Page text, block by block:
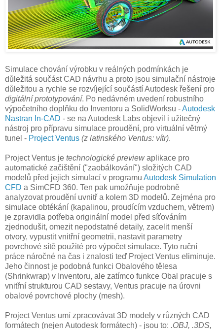
Simulace chování výrobku v reálných podmínkách je
důležitá součást CAD návrhu a proto jsou simulační nástroje
důležitou a rychle se rozvíjející součástí Autodesk řešení pro
digitální prototypování. Po nedávném uvedení robustního
výpočetního doplňku do Inventoru a SolidWorksu -Autodesk
Nastran In-CAD - se na Autodesk Labs objevil i užitečný
nástroj pro přípravu simulace proudění, pro virtuální větrný
tunel - Project Ventus (z latinského Ventus: vítr).
Project Ventus je technologické previewaplikace pro
automatické začištění ("zaobálkování") složitých CAD
modelů před jejich simulací v programu Autodesk Simulation
CFD a SimCFD 360. Ten pak umožňuje podrobně
analyzovat proudění uvnitř a kolem 3D modelů. Zejména pro
simulace obtékání (kapalinou, proudícím vzduchem, větrem)
je zpravidla potřeba originální model před síťováním
zjednodušit, omezit nepodstatné detaily, zacelit menší
otvory, vypustit vnitřní geometrii, nastavit parametry
povrchové sítě použité pro výpočet simulace. Tyto ruční
práce náročné na čas i znalosti teď Project Ventus eliminuje.
Jeho činnost je podobná funkci Obalového tělesa
(Shrinkwrap) v Inventoru, ale zatímco funkce Obal pracuje s
vnitřní strukturou CAD sestavy, Ventus pracuje na úrovni
obalové povrchové plochy (mesh).
Project Ventus umí zpracovávat 3D modely v různých CAD
formátech (nejen Autodesk formátech) - jsou to: .OBJ, .3DS,